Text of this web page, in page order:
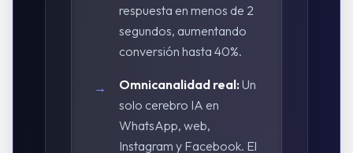
respuesta en menos de 2
segundos, aumentando
conversión hasta 40%.
→ Omnicanalidad real: Un
solo cerebro IA en
WhatsApp, web,
Instagram y Facebook. El